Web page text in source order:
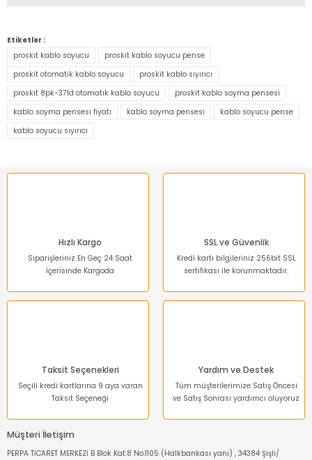
konularda yetersiz gördüğünüz noktaları öneri formunu
kullanarak tarafımıza iletebilirsiniz.
Görüş ve önerileriniz için teşekkür ederiz.
Ürün resmi kalitesiz, bozuk veya görüntülenemiyor.
Ürün açıklamasında eksik bilgiler bulunuyor.
Etiketler :
proskit kablo soyucu
proskit kablo soyucu pense
proskit otomatik kablo soyucu
proskit kablo sıyırıcı
proskit 8pk-371d otomatik kablo soyucu
proskit kablo soyma pensesi
kablo soyma pensesi fiyatı
kablo soyma pensesi
kablo soyucu pense
kablo soyucu sıyırıcı
Hızlı Kargo
Siparişleriniz En Geç 24 Saat
İçerisinde Kargoda
SSL ve Güvenlik
Kredi kartı bilgileriniz 256bit SSL
sertifikası ile korunmaktadır.
Taksit Seçenekleri
Seçili kredi kartlarına 9 aya varan
Taksit Seçeneği
Yardım ve Destek
Tüm müşterilerimize Satış Öncesi
ve Satış Sonrası yardımcı oluyoruz
Müşteri İletişim
PERPA TİCARET MERKEZİ B Blok Kat:8 No:1105 (Halkbankası yanı) , 34384 Şişli/